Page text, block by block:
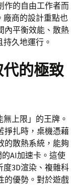
作的自由工作者而
廠商的設計重點也
內平衡效能、散熱
久地運行。
的極致
上限」的王牌。
掙扎時，桌機憑藉
的散熱系統，能夠
的AI加速卡。這使
3D渲染、複雜科
的優勢。對於遊戲